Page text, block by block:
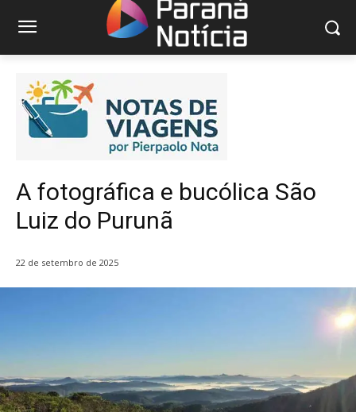
A fotográfica e bucólica São
Luiz do Purunã
22 de setembro de 2025